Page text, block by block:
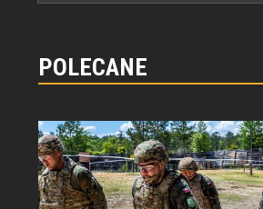
POLECANE